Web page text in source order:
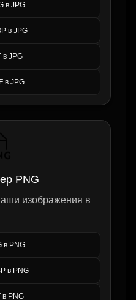
в JPG
в JPG
в JPG
в JPG
PNG
изображения в
в PNG
в PNG
в PNG